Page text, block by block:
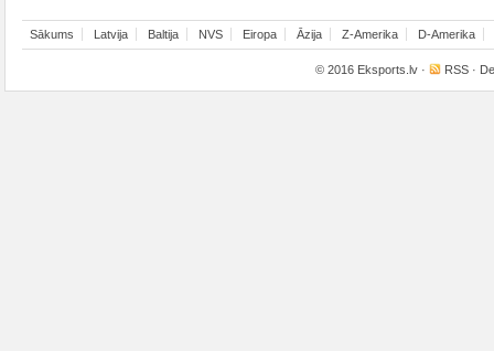
Sākums Latvija Baltija NVS Eiropa Āzija Z-Amerika D-Amerika
© 2016 Eksports.lv · RSS ·